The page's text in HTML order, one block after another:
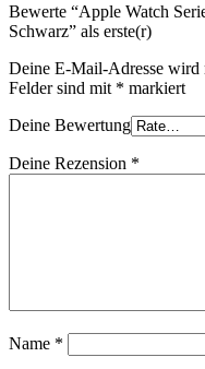
Bewerte “Apple Watch
Schwarz” als erste(r)
Deine E-Mail-Adresse wird
Felder sind mit * markiert
Deine Bewertung
Deine Rezension *
Name *